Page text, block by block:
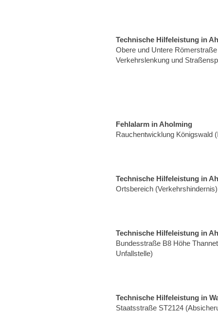
Technische Hilfeleistung in
Obere und Untere
Verkehrslenkung und
Fehlalarm in Aholming
Rauchentwicklung Königswald
Technische Hilfeleistung in
Ortsbereich (Verkehrshindernis)
Technische Hilfeleistung in
Bundesstraße B8 Höhe
Unfallstelle)
Technische Hilfeleistung in
Staatsstraße ST2124